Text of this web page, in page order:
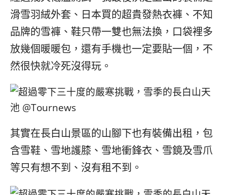
滑雪羽絨外套、日本買的超貴發熱衣褲、不知
品牌的雪褲、鞋只帶一雙也無法換，口袋裡多
放幾個暖暖包，還有手機也一定要貼一個，不
然很快就冷死沒得玩。
其實在長白山景區的山腳下也有裝備出租，包
含雪鞋、雪地護膝、雪地衝鋒衣、雪鏡及雪爪
等只有想不到、沒有租不到。